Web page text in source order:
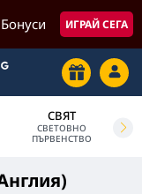
ИГРАЙ СЕГА
СВЯТ
СВЕТОВНО
ПЪРВЕНСТВО